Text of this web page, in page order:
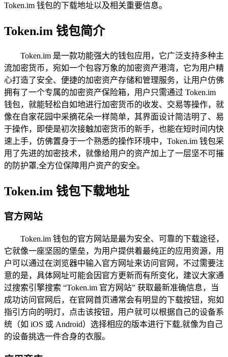
Token.im 钱包的下载地址以及相关重要信息。
Token.im 钱包简介
Token.im 是一款功能强大的钱包应用，它广泛支持多种主
流加密货币，宛如一个包容万象的加密资产港湾，它为用户精
心打造了安全、便捷的加密资产存储和管理服务，让用户仿佛
拥有了一个专属的加密资产保险箱，用户只需通过 Token.im
钱包，就能轻松自如地进行加密货币的收发、交易等操作，就
像在自家花园中采摘花朵一样简单，其界面设计简洁明了、易
于操作，即使是初次接触加密货币的新手，也能在短时间内快
速上手，仿佛置身于一个熟悉的操作环境中，Token.im 钱包采
用了先进的加密技术，就像给用户的资产加上了一层坚不可摧
的防护罩,全方位保障用户资产的安全。
Token.im 钱包下载地址
官方网站
Token.im 钱包的官方网站是最为安全、可靠的下载途径，
它就像一座坚固的堡垒，为用户提供着最纯正的应用资源，用
户可以通过在浏览器中输入官方网址来访问官网，不过需要注
意的是，具体网址可能会因官方更新而有所变化，建议大家通
过搜索引擎搜索 “Token.im 官方网站” 获取最新准确信息，当
成功访问官网后，在官网首页通常会有明显的下载按钮，宛如
指引方向的明灯，点击该按钮，用户就可以根据自己的设备系
统（如 iOS 或 Android）选择相应的版本进行下载,就像为自己
的设备挑选一件合身的衣服。